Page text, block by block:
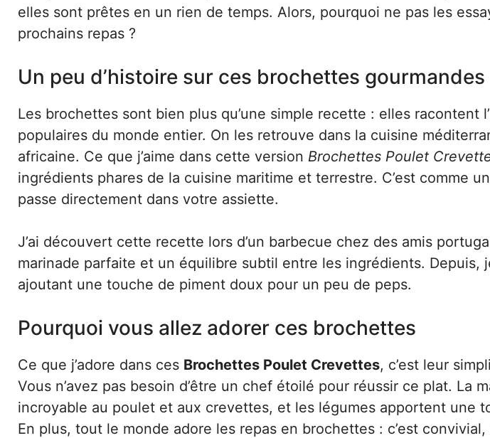
elles sont prêtes en un rien de temps. Alors, pourquoi ne pas les
prochains repas ?
Un peu d’histoire sur ces brochettes gourmandes
Les brochettes sont bien plus qu’une simple recette : elles racontent
populaires du monde entier. On les retrouve dans la cuisine
africaine. Ce que j’aime dans cette version Brochettes Poulet
ingrédients phares de la cuisine maritime et terrestre. C’est comme
passe directement dans votre assiette.
J’ai découvert cette recette lors d’un barbecue chez des amis
marinade parfaite et un équilibre subtil entre les ingrédients. Depuis,
ajoutant une touche de piment doux pour un peu de peps.
Pourquoi vous allez adorer ces brochettes
Ce que j’adore dans ces Brochettes Poulet Crevettes, c’est leur
Vous n’avez pas besoin d’être un chef étoilé pour réussir ce plat. La
incroyable au poulet et aux crevettes, et les légumes apportent une
En plus, tout le monde adore les repas en brochettes : c’est